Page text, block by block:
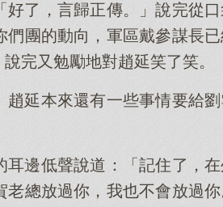
了，言歸正傳。」說完從
團的動向，軍區戴參謀長已
完又勉勵地對趙延笑了笑。
趙延本來還有一些事情要給
耳邊低聲說道：「記住了，
總放過你，我也不會放過